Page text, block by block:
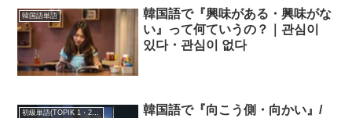
韓国語単語
韓国語で『興味がある・興味がな
い』って何ていうの？｜관심이
있다・관심이 없다
韓国語で『向こう側・向かい』/